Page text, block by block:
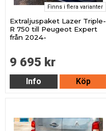
Finns i flera varianter
Extraljuspaket Lazer Triple-
R 750 till Peugeot Expert
från 2024-
9 695 kr
Info Köp